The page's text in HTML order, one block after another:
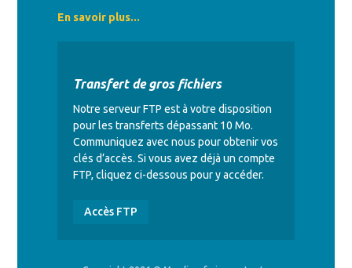
En savoir plus...
Transfert de gros fichiers
Notre serveur FTP est à votre disposition
pour les transferts dépassant 10 Mo.
Communiquez avec nous pour obtenir vos
clés d’accès. Si vous avez déjà un compte
FTP, cliquez ci-dessous pour y accéder.
Accès FTP